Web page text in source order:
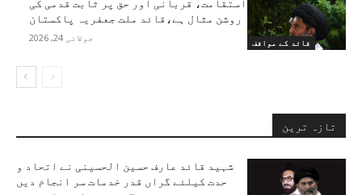
قائد کے مواقف
استقامت، قربانی اور حق پر ثابت قدمی کی
روشن مثال ہے،قائد ملت جعفریہ پاکستان
جولائی 24, 2026
تازہ ترین
شہید قائد عارف حسین الحسینی نے اتحاد و
حدت کیلئے گراں قدر خدمات سر انجام دیں